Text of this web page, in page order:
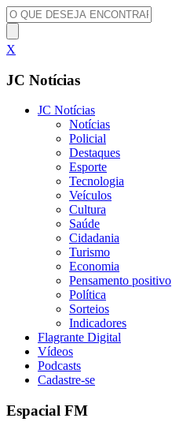
X
JC Notícias
JC Notícias
Notícias
Policial
Destaques
Esporte
Tecnologia
Veículos
Cultura
Saúde
Cidadania
Turismo
Economia
Pensamento positivo
Política
Sorteios
Indicadores
Flagrante Digital
Vídeos
Podcasts
Cadastre-se
Espacial FM